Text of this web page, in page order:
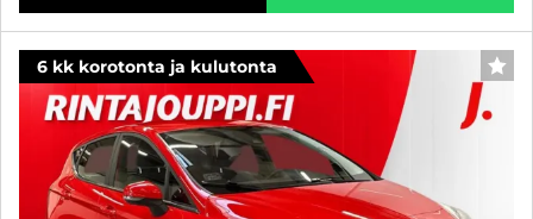
6 kk korotonta ja kulutonta